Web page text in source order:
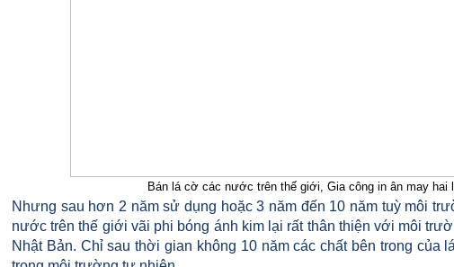
Bán lá cờ các nước trên thế giới, Gia công in ân may
Nhưng sau hơn 2 năm sử dụng hoặc 3 năm đến 10 năm tuỳ môi
nước trên thế giới vãi phi bóng ánh kim lại rất thân thiện với môi
Nhật Bản. Chỉ sau thời gian không 10 năm các chất bên trong